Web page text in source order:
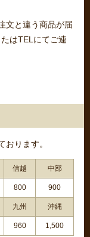
文と違う商品が届
はTELにてご連
ります。
信越 中部
800 900
九州 沖縄
960 1,500